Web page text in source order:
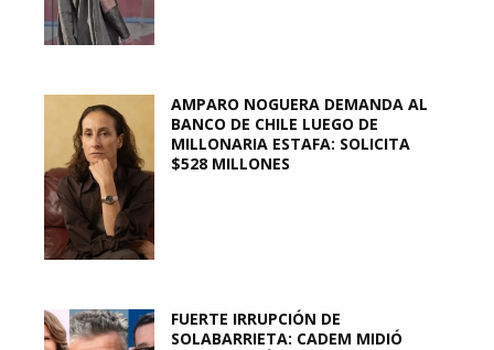
AMPARO NOGUERA DEMANDA AL
BANCO DE CHILE LUEGO DE
MILLONARIA ESTAFA: SOLICITA
$528 MILLONES
FUERTE IRRUPCIÓN DE
SOLABARRIETA: CADEM MIDIÓ